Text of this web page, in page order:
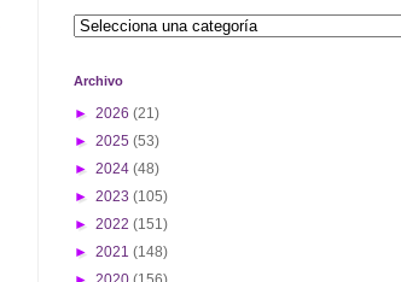
Archivo
► 2026 (21)
► 2025 (53)
► 2024 (48)
► 2023 (105)
► 2022 (151)
► 2021 (148)